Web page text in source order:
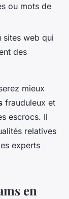
ou mots de
sites web qui
des
mieux
frauduleux et
escrocs. Il
relatives
experts
en